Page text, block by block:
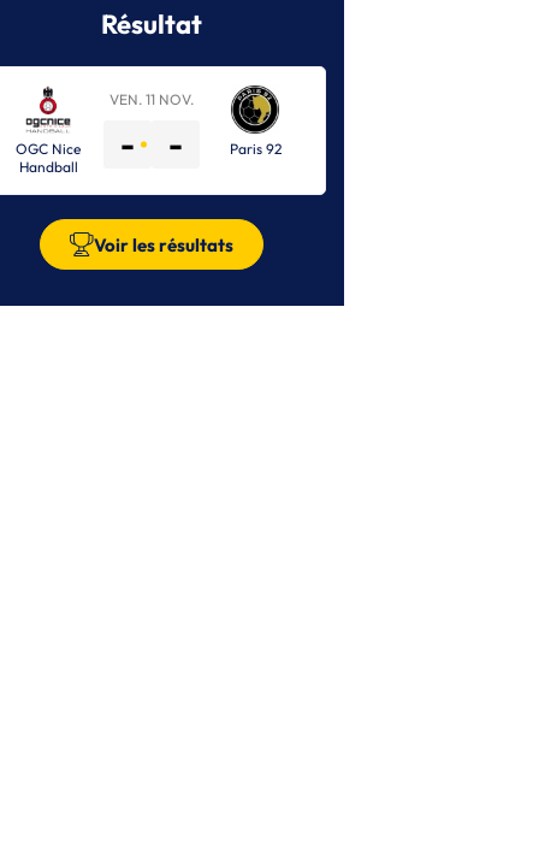
| 03/06/2026
Saint-Maur remporte la première
de son barrage face à Clermont
| 03/06/2026
Amand et Nice européens, la Stella
aux barrages
sacré champion de France
| 28/05/2026
le maintien sous haute tension
Résultat
OGC Nice
Handball
VEN. 11 NOV.
- - Paris 92
Voir les résultats